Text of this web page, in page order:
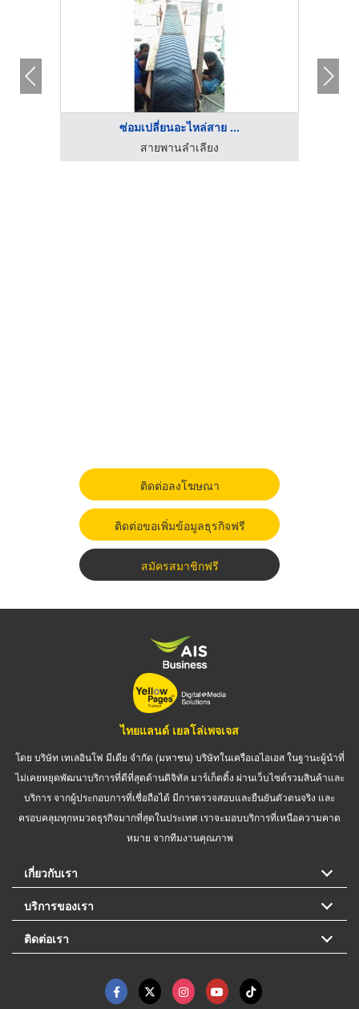
ซ่อมเปลี่ยนอะไหล่สาย ...
สายพานลำเลียง
ติดต่อลงโฆษณา
ติดต่อขอเพิ่มข้อมูลธุรกิจฟรี
สมัครสมาชิกฟรี
ไทยแลนด์ เยลโล่เพจเจส
โดย บริษัท เทเลอินโฟ มีเดีย จำกัด (มหาชน) บริษัทในเครือเอไอเอส ในฐานะผู้นำที่
ไม่เคยหยุดพัฒนาบริการที่ดีที่สุดด้านดิจิทัล มาร์เก็ตติ้ง ผ่านเว็บไซต์รวมสินค้าและ
บริการ จากผู้ประกอบการที่เชื่อถือได้ มีการตรวจสอบและยืนยันตัวตนจริง และ
ครอบคลุมทุกหมวดธุรกิจมากที่สุดในประเทศ เราจะมอบบริการที่เหนือความคาด
หมาย จากทีมงานคุณภาพ
เกี่ยวกับเรา
บริการของเรา
ติดต่อเรา